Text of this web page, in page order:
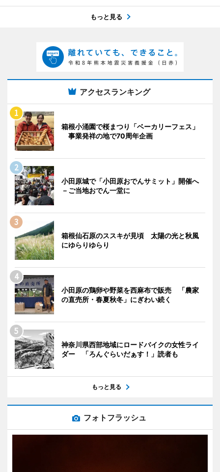
もっと見る
アクセスランキング
箱根小涌園で桜まつり「ベーカリーフェス」
事業発祥の地で70周年企画
小田原城で「小田原おでんサミット」開催へ
－ご当地おでん一堂に
箱根仙石原のススキが見頃 太陽の光と秋風
にゆらりゆらり
小田原の鶏卵や野菜を西麻布で販売 「農家
の直売所・春夏秋冬」にぎわい続く
神奈川県西部地域にロードバイクの女性ライ
ダー 「ろんぐらいだぁす！」読者も
もっと見る
フォトフラッシュ